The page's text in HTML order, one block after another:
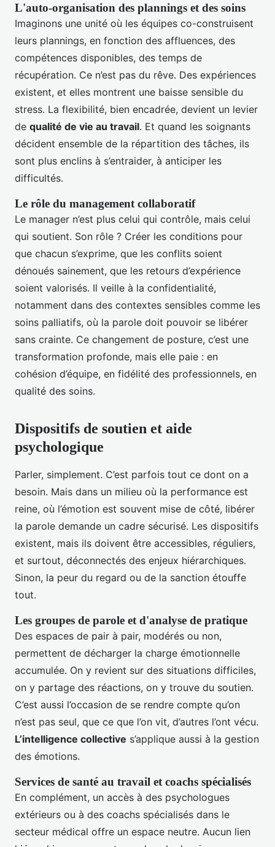
L'auto-organisation des plannings et des soins
Imaginons une unité où les équipes co-construisent
leurs plannings, en fonction des affluences, des
compétences disponibles, des temps de
récupération. Ce n’est pas du rêve. Des expériences
existent, et elles montrent une baisse sensible du
stress. La flexibilité, bien encadrée, devient un levier
de qualité de vie au travail. Et quand les soignants
décident ensemble de la répartition des tâches, ils
sont plus enclins à s’entraider, à anticiper les
difficultés.
Le rôle du management collaboratif
Le manager n’est plus celui qui contrôle, mais celui
qui soutient. Son rôle ? Créer les conditions pour
que chacun s’exprime, que les conflits soient
dénoués sainement, que les retours d’expérience
soient valorisés. Il veille à la confidentialité,
notamment dans des contextes sensibles comme les
soins palliatifs, où la parole doit pouvoir se libérer
sans crainte. Ce changement de posture, c’est une
transformation profonde, mais elle paie : en
cohésion d’équipe, en fidélité des professionnels, en
qualité des soins.
Dispositifs de soutien et aide
psychologique
Parler, simplement. C’est parfois tout ce dont on a
besoin. Mais dans un milieu où la performance est
reine, où l’émotion est souvent mise de côté, libérer
la parole demande un cadre sécurisé. Les dispositifs
existent, mais ils doivent être accessibles, réguliers,
et surtout, déconnectés des enjeux hiérarchiques.
Sinon, la peur du regard ou de la sanction étouffe
tout.
Les groupes de parole et d'analyse de pratique
Des espaces de pair à pair, modérés ou non,
permettent de décharger la charge émotionnelle
accumulée. On y revient sur des situations difficiles,
on y partage des réactions, on y trouve du soutien.
C’est aussi l’occasion de se rendre compte qu’on
n’est pas seul, que ce que l’on vit, d’autres l’ont vécu.
L’intelligence collective s’applique aussi à la gestion
des émotions.
Services de santé au travail et coachs spécialisés
En complément, un accès à des psychologues
extérieurs ou à des coachs spécialisés dans le
secteur médical offre un espace neutre. Aucun lien